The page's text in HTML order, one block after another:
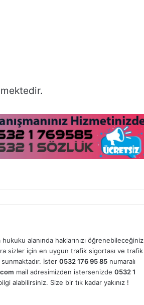
alanında haklarınızı öğrenebileceğiniz
sizler için en uygun trafik sigortası ve trafik
sunmaktadır. İster 0532 176 95 85 numaralı
mail adresimizden istersenizde 0532 1
alabilirsiniz. Size bir tık kadar yakınız !